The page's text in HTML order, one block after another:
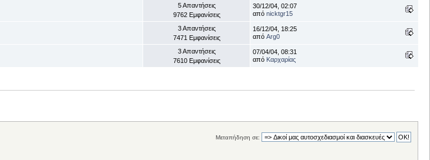
5 Απαντήσεις
9762 Εμφανίσεις
30/12/04, 02:07
από nicktgr15
3 Απαντήσεις
7471 Εμφανίσεις
16/12/04, 18:25
από Arg0
3 Απαντήσεις
7610 Εμφανίσεις
07/04/04, 08:31
από Καρχαρίας
Μεταπήδηση σε: